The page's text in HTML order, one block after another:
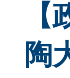
【
陶